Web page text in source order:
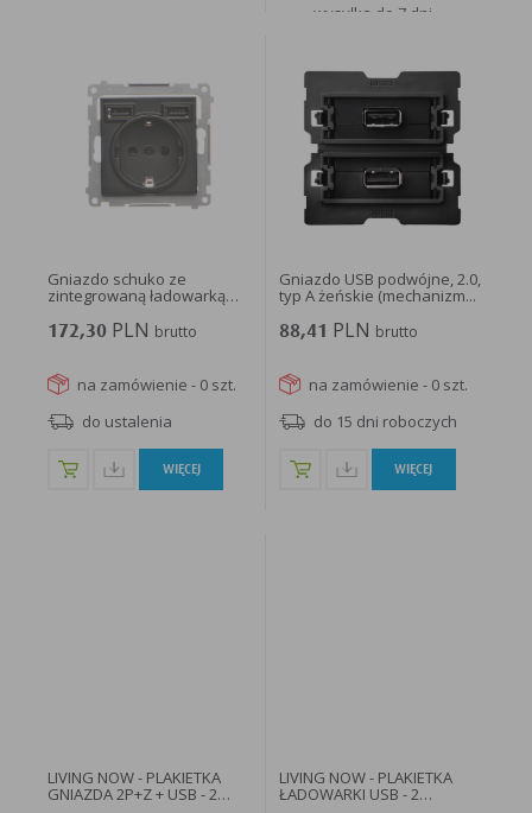
wysyłka do 7 dni
WIĘCEJ
Gniazdo schuko ze
zintegrowaną ładowarką
2xUSB...
172,30PLN brutto
na zamówienie - 0 szt.
do ustalenia
WIĘCEJ
Gniazdo USB podwójne, 2.0,
typ A żeńskie (mechanizm...
88,41 PLN brutto
na zamówienie - 0 szt.
do 15 dni roboczych
WIĘCEJ
LIVING NOW - PLAKIETKA
GNIAZDA 2P+Z + USB - 2
LIVING NOW - PLAKIETKA
ŁADOWARKI USB - 2